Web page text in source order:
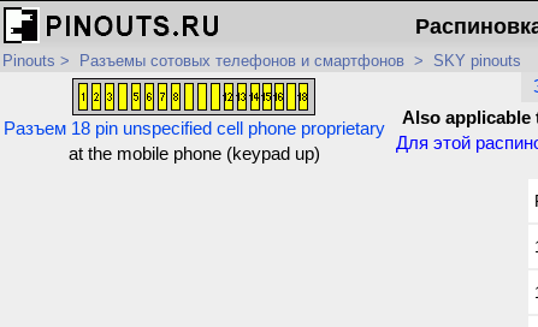
Pinouts > Разъемы сотовых телефонов и смартфонов > SKY pinouts
Разъем 18 pin unspecified cell phone proprietary
at the mobile phone (keypad up)
Also applicable
Для этой